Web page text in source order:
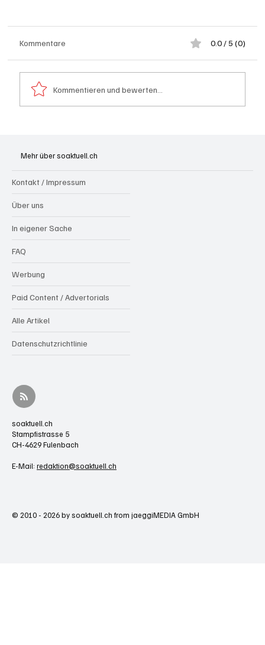
Schulanfang: Achtung Kinder
Kommentare 0.0 / 5 (0)
Kommentieren und bewerten...
Mehr über soaktuell.ch
Kontakt / Impressum
Über uns
In eigener Sache
FAQ
Werbung
Paid Content / Advertorials
Alle Artikel
Datenschutzrichtlinie
soaktuell.ch
Stampfistrasse 5
CH-4629 Fulenbach
E-Mail: redaktion@soaktuell.ch
© 2010 - 2026 by soaktuell.ch from jaeggiMEDIA GmbH